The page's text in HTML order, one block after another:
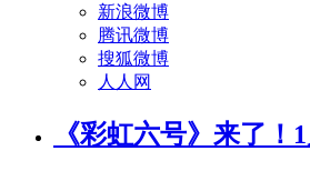
新浪微博
腾讯微博
搜狐微博
人人网
《彩虹六号》来了